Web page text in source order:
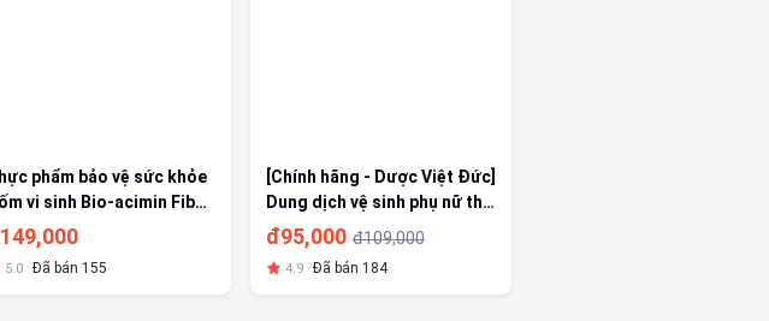
phẩm bảo vệ sức khỏe
vi sinh Bio-acimin Fiber
30 gói)
5.0 Đã bán 155
[Chính hãng - Dược Việt Đức]
Dung dịch vệ sinh phụ nữ thế
hệ mới Smoovy Cool dưỡng
ẩm và làm hồng vùng kín
150ml
đ95,000 đ109,000
4.9 Đã bán 184